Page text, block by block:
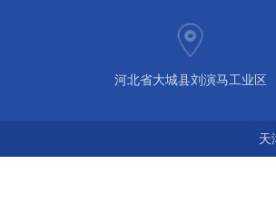
河北省大城县刘演马工业区
天